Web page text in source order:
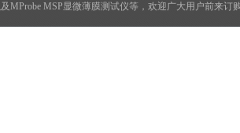
MProbe MSP显微薄膜测试仪等，欢迎广大用户前来订购